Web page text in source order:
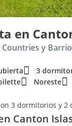
en
Countries y
3
Noreste
Canton